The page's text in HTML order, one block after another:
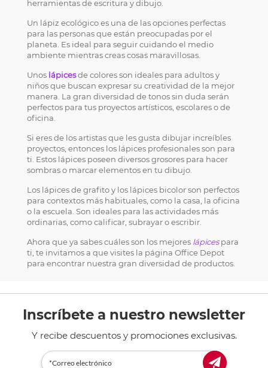
herramientas de escritura y dibujo.
Un lápiz ecológico es una de las opciones perfectas
para las personas que están preocupadas por el
planeta. Es ideal para seguir cuidando el medio
ambiente mientras creas cosas maravillosas.
Unos lápicesde colores son ideales para adultos y
niños que buscan expresar su creatividad de la mejor
manera. La gran diversidad de tonos sin duda serán
perfectos para tus proyectos artísticos, escolares o de
oficina.
Si eres de los artistas que les gusta dibujar increíbles
proyectos, entonces los lápices profesionales son para
ti. Estos lápices poseen diversos grosores para hacer
sombras o marcar elementos en tu dibujo.
Los lápices de grafito y los lápices bicolor son perfectos
para contextos más habituales, como la casa, la oficina
o la escuela. Son ideales para las actividades más
ordinarias, como calificar, subrayar o escribir.
Ahora que ya sabes cuáles son los mejores lápicespara
ti, te invitamos a que visites la página Office Depot
para encontrar nuestra gran diversidad de productos.
Inscríbete a nuestro newsletter
Y recibe descuentos y promociones exclusivas.